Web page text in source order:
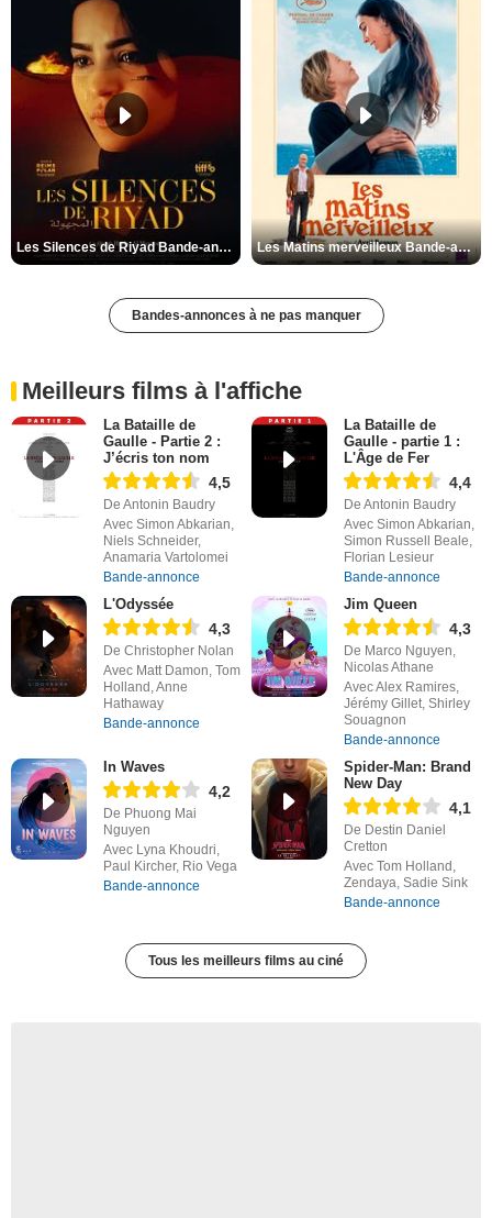
Les Silences de Riyad Bande-annonce VO STFR Les Matins merveilleux Bande-annonce VF
Bandes-annonces à ne pas manquer
Meilleurs films à l'affiche
La Bataille de
Gaulle - Partie 2 :
J’écris ton nom
4,5
De Antonin Baudry
Avec Simon Abkarian,
Niels Schneider,
Anamaria Vartolomei
Bande-annonce
La Bataille de
Gaulle - partie 1 :
L'Âge de Fer
4,4
De Antonin Baudry
Avec Simon Abkarian,
Simon Russell Beale,
Florian Lesieur
Bande-annonce
L'Odyssée
4,3
De Christopher Nolan
Avec Matt Damon, Tom
Holland, Anne
Hathaway
Bande-annonce
Jim Queen
4,3
De Marco Nguyen,
Nicolas Athane
Avec Alex Ramires,
Jérémy Gillet, Shirley
Souagnon
Bande-annonce
In Waves
4,2
De Phuong Mai
Nguyen
Avec Lyna Khoudri,
Paul Kircher, Rio Vega
Bande-annonce
Spider-Man: Brand
New Day
4,1
De Destin Daniel
Cretton
Avec Tom Holland,
Zendaya, Sadie Sink
Bande-annonce
Tous les meilleurs films au ciné